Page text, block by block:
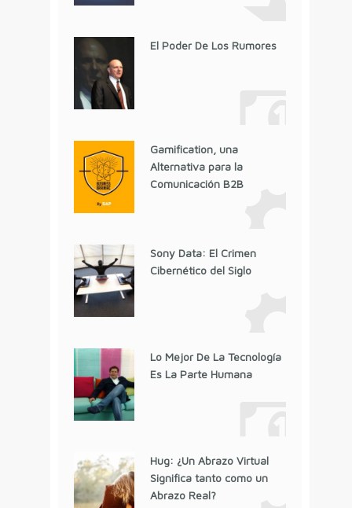
El Poder De Los Rumores
Gamification, una
Alternativa para la
Comunicación B2B
Sony Data: El Crimen
Cibernético del Siglo
Lo Mejor De La Tecnología
Es La Parte Humana
Hug: ¿Un Abrazo Virtual
Significa tanto como un
Abrazo Real?